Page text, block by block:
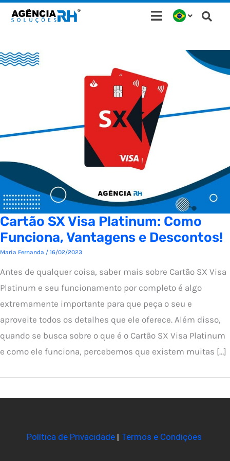
para
conteúdo
Cartão SX Visa Platinum: Como
Funciona, Vantagens e Descontos!
Maria Fernanda / 16/02/2023
Antes de qualquer coisa, saber mais sobre Cartão SX Visa
Platinum e seu funcionamento por completo é algo
extremamente importante para que peça o seu e
aproveite todos os detalhes que ele oferece. Além disso,
quando se busca sobre o que é o Cartão SX Visa Platinum
e como ele funciona, percebemos que existem muitas […]
Política de Privacidade| Termos e Condições